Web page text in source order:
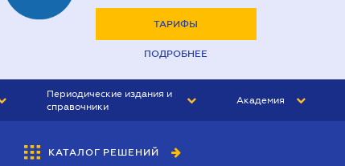
ТАРИФЫ
ПОДРОБНЕЕ
Периодические издания и
справочники
БУХГАЛТЕР&ЗАКОН
Академия
КАТАЛОГ РЕШЕНИЙ